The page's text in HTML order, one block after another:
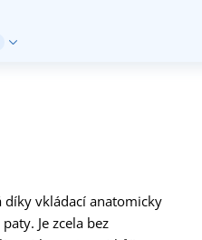
vkládací anatomicky
Je zcela bez